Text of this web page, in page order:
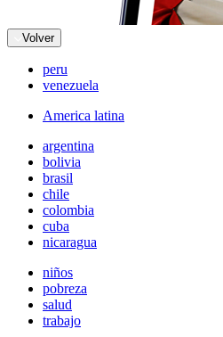
Volver
peru
venezuela
America latina
argentina
bolivia
brasil
chile
colombia
cuba
nicaragua
niños
pobreza
salud
trabajo